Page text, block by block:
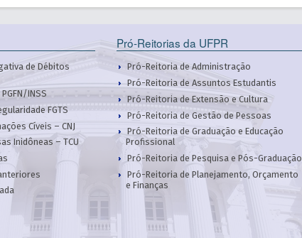
de Débitos
INSS
FGTS
Cíveis – CNJ
Inidôneas – TCU
Pró-Reitorias da UFPR
Pró-Reitoria de Administração
Pró-Reitoria de Assuntos Estudantis
Pró-Reitoria de Extensão e Cultura
Pró-Reitoria de Gestão de Pessoas
Pró-Reitoria de Graduação e Educação
Profissional
Pró-Reitoria de Pesquisa e Pós-Graduação
Pró-Reitoria de Planejamento, Orçamento
e Finanças